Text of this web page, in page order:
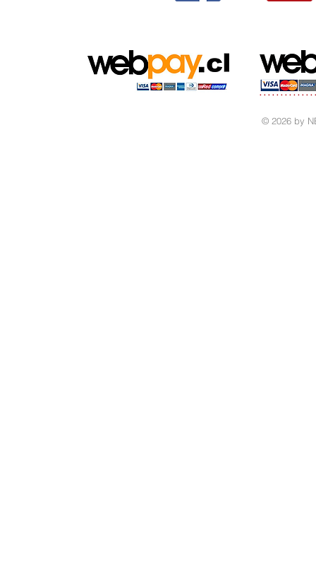
© 2026 by